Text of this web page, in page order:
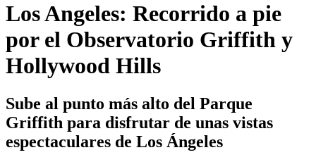
Los Angeles: Recorrido a pie
por el Observatorio Griffith y
Hollywood Hills
Sube al punto más alto del Parque
Griffith para disfrutar de unas vistas
espectaculares de Los Ángeles